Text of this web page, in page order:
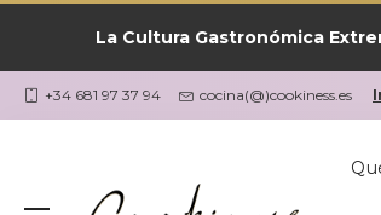
La Cultura Gastronómica
+34 681 97 37 94 cocina(@)cookiness.es
Las Recetas por
Cookiness